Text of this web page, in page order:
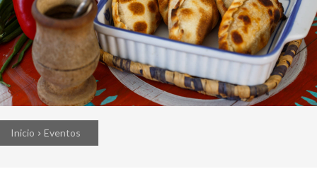
Inicio Eventos